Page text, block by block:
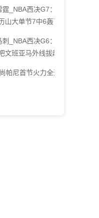
_NBA西决G7：马
大单节7中6轰下
_NBA西决G6：雷
文班亚马外线拔起
帕尼首节火力全开